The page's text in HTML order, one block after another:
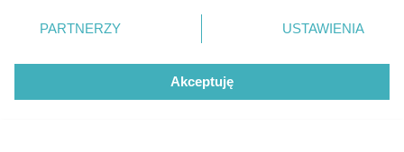
zmienić/wycofać klikając przycisk ustawień prywatności
znajdujący się w lewym dolnym rogu strony
rodzaje przetwarzania danych nie wymagają zgody
użytkownika, ale masz prawo sprzeciwić się takiemu
PARTNERZY USTAWIENIA
Akceptuję